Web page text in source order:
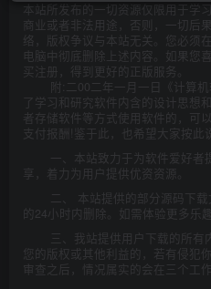
本站所发布的一切资源仅限用于学
商业或者非法用途，否则，一切后
络，版权争议与本站无关。您必须
电脑中彻底删除上述内容。如果您
买注册，得到更好的正版服务。
附:二00二年一月一日《计算
了学习和研究软件内含的设计思想
者存储软件等方式使用软件的，可
支付报酬!鉴于此，也希望大家按此
一、本站致力于为软件爱好者
享，着力为用户提供优资资源。
二、 本站提供的部分源码下
的24小时内删除。如需体验更多乐
三、我站提供用户下载的所有
您的版权或其他利益的，若有侵犯
审查之后，情况属实的会在三个工